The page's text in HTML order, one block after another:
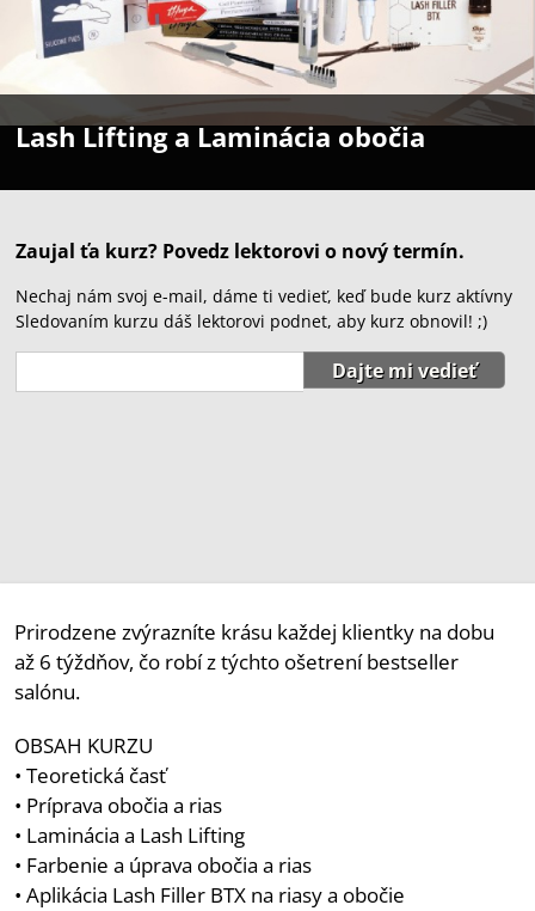
Lash Lifting a Laminácia obočia
Zaujal ťa kurz? Povedz lektorovi o nový termín.
Nechaj nám svoj e-mail, dáme ti vedieť, keď bude kurz aktívny
Sledovaním kurzu dáš lektorovi podnet, aby kurz obnovil! ;)
Prirodzene zvýrazníte krásu každej klientky na dobu
až 6 týždňov, čo robí z týchto ošetrení bestseller
salónu.
OBSAH KURZU
• Teoretická časť
• Príprava obočia a rias
• Laminácia a Lash Lifting
• Farbenie a úprava obočia a rias
• Aplikácia Lash Filler BTX na riasy a obočie